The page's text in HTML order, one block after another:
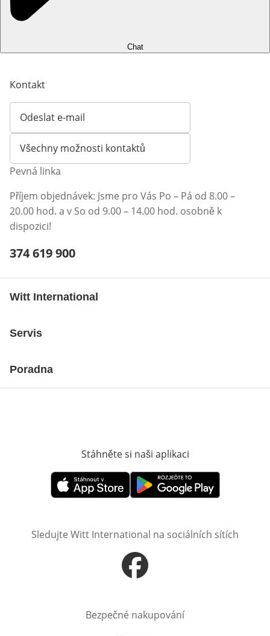
Chat
Kontakt
Odeslat e-mail
Otevírá e-mailového klienta
Všechny možnosti kontaktů
Pevná linka
Příjem objednávek: Jsme pro Vás Po – Pá od 8.00 –
20.00 hod. a v So od 9.00 – 14.00 hod. osobně k
dispozici!
Telefonní číslo:
374 619 900
Witt International
Servis
Poradna
Stáhněte si naši aplikaci
Otevře v novém okněOtevře v novém okně
Sledujte Witt International na sociálních sítích
Otevře v novém okně
Bezpečné nakupování